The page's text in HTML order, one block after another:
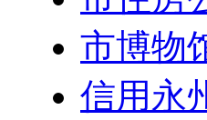
市博物
信用永